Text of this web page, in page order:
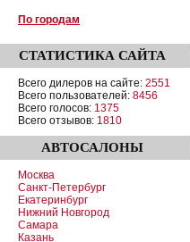
По городам
СТАТИСТИКА САЙТА
Всего дилеров на сайте: 2551
Всего пользователей: 8456
Всего голосов: 1375
Всего отзывов: 1810
АВТОСАЛОНЫ
Москва
Санкт-Петербург
Екатеринбург
Нижний Новгород
Самара
Казань